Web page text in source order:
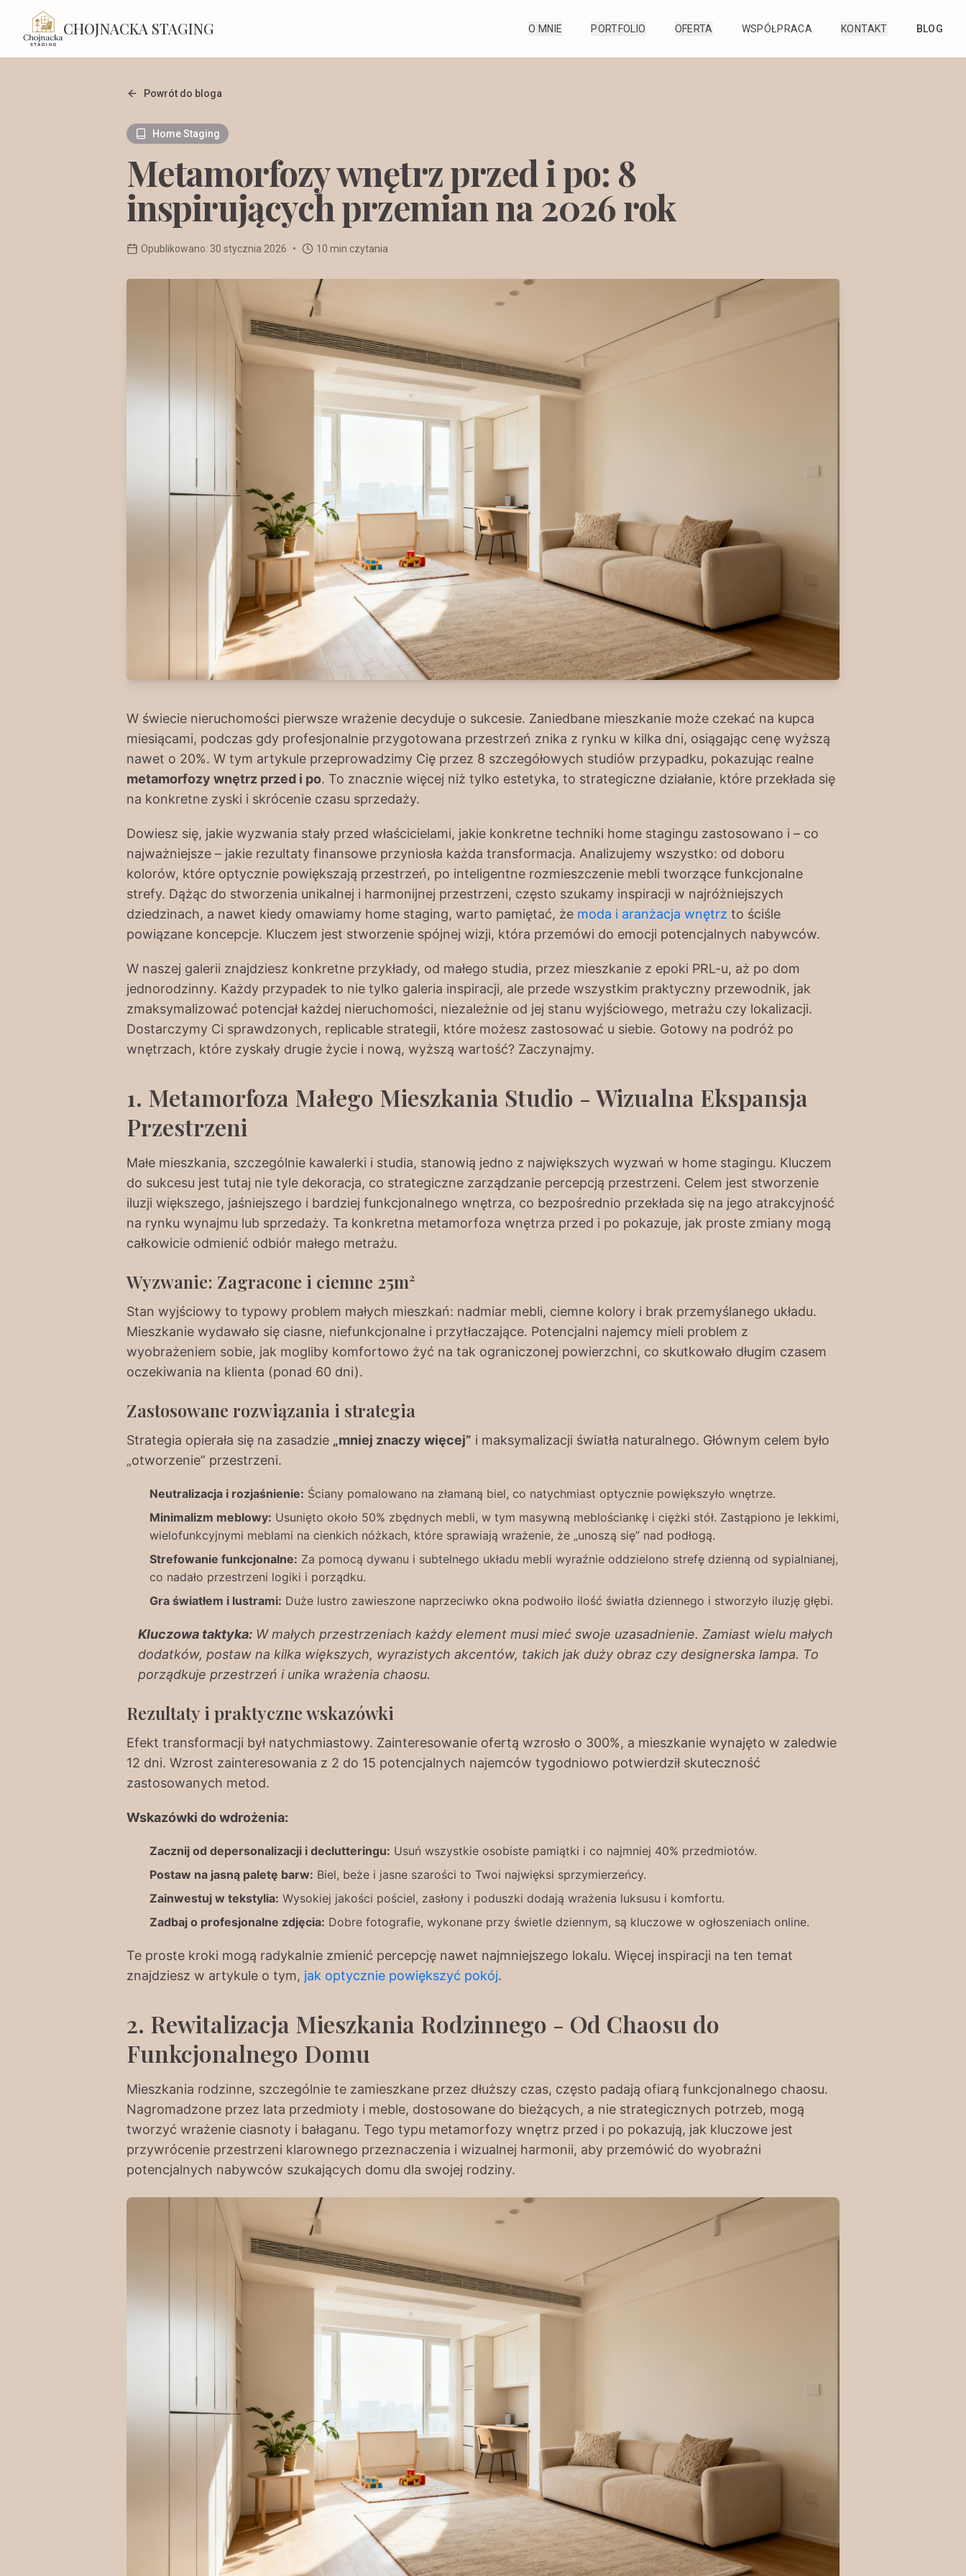
CHOJNACKA STAGING O MNIE PORTFOLIO OFERTA WSPÓŁPRACA KONTAKT BLOG
Powrót do bloga
Home Staging
Metamorfozy wnętrz przed i po: 8
inspirujących przemian na 2026 rok
Opublikowano: 30 stycznia 2026 • 10 min czytania
W świecie nieruchomości pierwsze wrażenie decyduje o sukcesie. Zaniedbane mieszkanie może czekać na kupca
miesiącami, podczas gdy profesjonalnie przygotowana przestrzeń znika z rynku w kilka dni, osiągając cenę wyższą
nawet o 20%. W tym artykule przeprowadzimy Cię przez 8 szczegółowych studiów przypadku, pokazując realne
metamorfozy wnętrz przed i po. To znacznie więcej niż tylko estetyka, to strategiczne działanie, które przekłada się
na konkretne zyski i skrócenie czasu sprzedaży.
Dowiesz się, jakie wyzwania stały przed właścicielami, jakie konkretne techniki home stagingu zastosowano i – co
najważniejsze – jakie rezultaty finansowe przyniosła każda transformacja. Analizujemy wszystko: od doboru
kolorów, które optycznie powiększają przestrzeń, po inteligentne rozmieszczenie mebli tworzące funkcjonalne
strefy. Dążąc do stworzenia unikalnej i harmonijnej przestrzeni, często szukamy inspiracji w najróżniejszych
dziedzinach, a nawet kiedy omawiamy home staging, warto pamiętać, że moda i aranżacja wnętrz to ściśle
powiązane koncepcje. Kluczem jest stworzenie spójnej wizji, która przemówi do emocji potencjalnych nabywców.
W naszej galerii znajdziesz konkretne przykłady, od małego studia, przez mieszkanie z epoki PRL-u, aż po dom
jednorodzinny. Każdy przypadek to nie tylko galeria inspiracji, ale przede wszystkim praktyczny przewodnik, jak
zmaksymalizować potencjał każdej nieruchomości, niezależnie od jej stanu wyjściowego, metrażu czy lokalizacji.
Dostarczymy Ci sprawdzonych, replicable strategii, które możesz zastosować u siebie. Gotowy na podróż po
wnętrzach, które zyskały drugie życie i nową, wyższą wartość? Zaczynajmy.
1. Metamorfoza Małego Mieszkania Studio - Wizualna Ekspansja
Przestrzeni
Małe mieszkania, szczególnie kawalerki i studia, stanowią jedno z największych wyzwań w home stagingu. Kluczem
do sukcesu jest tutaj nie tyle dekoracja, co strategiczne zarządzanie percepcją przestrzeni. Celem jest stworzenie
iluzji większego, jaśniejszego i bardziej funkcjonalnego wnętrza, co bezpośrednio przekłada się na jego atrakcyjność
na rynku wynajmu lub sprzedaży. Ta konkretna metamorfoza wnętrza przed i po pokazuje, jak proste zmiany mogą
całkowicie odmienić odbiór małego metrażu.
Wyzwanie: Zagracone i ciemne 25m²
Stan wyjściowy to typowy problem małych mieszkań: nadmiar mebli, ciemne kolory i brak przemyślanego układu.
Mieszkanie wydawało się ciasne, niefunkcjonalne i przytłaczające. Potencjalni najemcy mieli problem z
wyobrażeniem sobie, jak mogliby komfortowo żyć na tak ograniczonej powierzchni, co skutkowało długim czasem
oczekiwania na klienta (ponad 60 dni).
Zastosowane rozwiązania i strategia
Strategia opierała się na zasadzie „mniej znaczy więcej” i maksymalizacji światła naturalnego. Głównym celem było
„otworzenie” przestrzeni.
Neutralizacja i rozjaśnienie: Ściany pomalowano na złamaną biel, co natychmiast optycznie powiększyło wnętrze.
Minimalizm meblowy: Usunięto około 50% zbędnych mebli, w tym masywną meblościankę i ciężki stół. Zastąpiono je lekkimi,
wielofunkcyjnymi meblami na cienkich nóżkach, które sprawiają wrażenie, że „unoszą się” nad podłogą.
Strefowanie funkcjonalne: Za pomocą dywanu i subtelnego układu mebli wyraźnie oddzielono strefę dzienną od sypialnianej,
co nadało przestrzeni logiki i porządku.
Gra światłem i lustrami: Duże lustro zawieszone naprzeciwko okna podwoiło ilość światła dziennego i stworzyło iluzję głębi.
Kluczowa taktyka: W małych przestrzeniach każdy element musi mieć swoje uzasadnienie. Zamiast wielu małych
dodatków, postaw na kilka większych, wyrazistych akcentów, takich jak duży obraz czy designerska lampa. To
porządkuje przestrzeń i unika wrażenia chaosu.
Rezultaty i praktyczne wskazówki
Efekt transformacji był natychmiastowy. Zainteresowanie ofertą wzrosło o 300%, a mieszkanie wynajęto w zaledwie
12 dni. Wzrost zainteresowania z 2 do 15 potencjalnych najemców tygodniowo potwierdził skuteczność
zastosowanych metod.
Wskazówki do wdrożenia:
Zacznij od depersonalizacji i declutteringu: Usuń wszystkie osobiste pamiątki i co najmniej 40% przedmiotów.
Postaw na jasną paletę barw: Biel, beże i jasne szarości to Twoi najwięksi sprzymierzeńcy.
Zainwestuj w tekstylia: Wysokiej jakości pościel, zasłony i poduszki dodają wrażenia luksusu i komfortu.
Zadbaj o profesjonalne zdjęcia: Dobre fotografie, wykonane przy świetle dziennym, są kluczowe w ogłoszeniach online.
Te proste kroki mogą radykalnie zmienić percepcję nawet najmniejszego lokalu. Więcej inspiracji na ten temat
znajdziesz w artykule o tym, jak optycznie powiększyć pokój.
2. Rewitalizacja Mieszkania Rodzinnego - Od Chaosu do
Funkcjonalnego Domu
Mieszkania rodzinne, szczególnie te zamieszkane przez dłuższy czas, często padają ofiarą funkcjonalnego chaosu.
Nagromadzone przez lata przedmioty i meble, dostosowane do bieżących, a nie strategicznych potrzeb, mogą
tworzyć wrażenie ciasnoty i bałaganu. Tego typu metamorfozy wnętrz przed i po pokazują, jak kluczowe jest
przywrócenie przestrzeni klarownego przeznaczenia i wizualnej harmonii, aby przemówić do wyobraźni
potencjalnych nabywców szukających domu dla swojej rodziny.